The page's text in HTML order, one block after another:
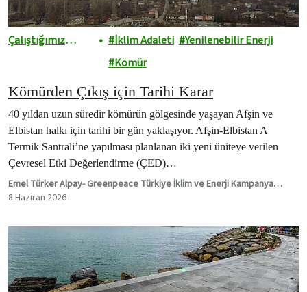
Çalıştığımız
İklim Adaleti
Yenilenebilir Enerji
Kömür
Kömürden Çıkış için Tarihi Karar
40 yıldan uzun süredir kömürün gölgesinde yaşayan Afşin ve
Elbistan halkı için tarihi bir gün yaklaşıyor. Afşin-Elbistan A
Termik Santrali’ne yapılması planlanan iki yeni üniteye verilen
Çevresel Etki Değerlendirme (ÇED)…
Emel Türker Alpay- Greenpeace Türkiye İklim ve Enerji Kampanya
Sorumlusu
8 Haziran 2026